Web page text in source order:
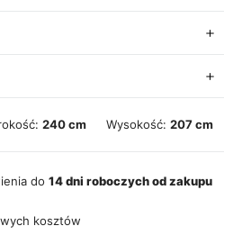
240 cm Wysokość:207 cm
do 14 dni roboczych od zakupu
kosztów